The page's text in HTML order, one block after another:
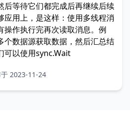
后等待它们都完成后再继续后续
应用上，是这样：使用多线程消
操作执行完再次读取消息。例
个数据源获取数据，然后汇总结
可以使用sync.Wait
2023-11-24